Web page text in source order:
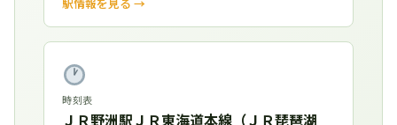
駅情報を見る →
時刻表
ＪＲ野洲駅ＪＲ東海道本線（ＪＲ琵琶湖